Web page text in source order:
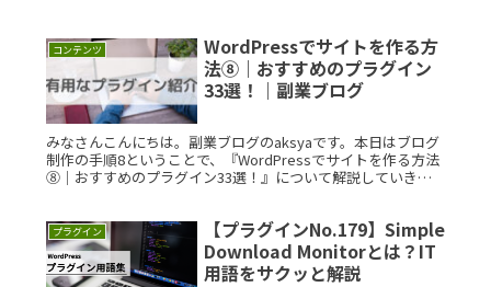
コンテンツ
WordPressでサイトを作る方
法⑧｜おすすめのプラグイン
33選！｜副業ブログ
みなさんこんにちは。副業ブログのaksyaです。本日はブログ
制作の手順8ということで、『WordPressでサイトを作る方法
⑧｜おすすめのプラグイン33選！』について解説していきま
プラグイン
【プラグインNo.179】Simple
Download Monitorとは？IT
用語をサクッと解説